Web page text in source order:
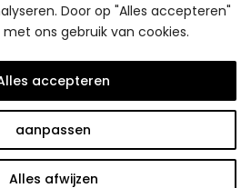
Door op "Alles accepteren"
ons gebruik van cookies.
aanpassen
Alles afwijzen
accepteren
Winkelbeleid
Gallery | Powered by Carre agency